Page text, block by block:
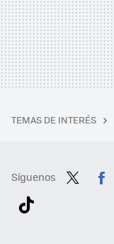
TEMAS DE INTERÉS
Síguenos